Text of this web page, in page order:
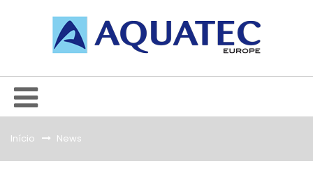
Início &gt;News